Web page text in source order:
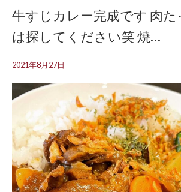
牛すじカレー完成です 肉た
は探してください笑 焼…
2021年8月27日